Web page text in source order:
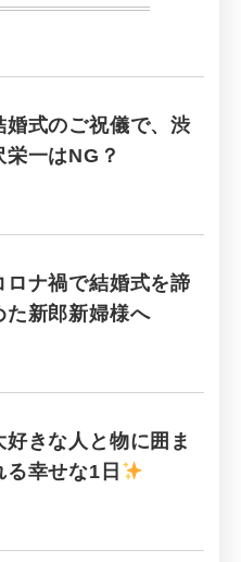
婚式のご祝儀で、渋
栄一はNG？
ロナ禍で結婚式を諦
た新郎新婦様へ
好きな人と物に囲ま
る幸せな1日